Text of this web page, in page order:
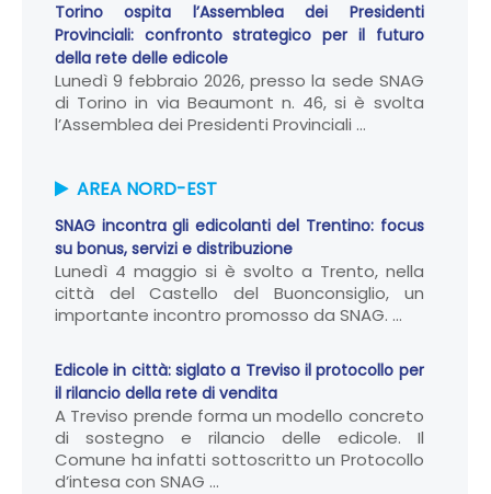
Torino ospita l’Assemblea dei Presidenti
Provinciali: confronto strategico per il futuro
della rete delle edicole
Lunedì 9 febbraio 2026, presso la sede SNAG
di Torino in via Beaumont n. 46, si è svolta
l’Assemblea dei Presidenti Provinciali ...
AREA NORD-EST
SNAG incontra gli edicolanti del Trentino: focus
su bonus, servizi e distribuzione
Lunedì 4 maggio si è svolto a Trento, nella
città del Castello del Buonconsiglio, un
importante incontro promosso da SNAG. ...
Edicole in città: siglato a Treviso il protocollo per
il rilancio della rete di vendita
A Treviso prende forma un modello concreto
di sostegno e rilancio delle edicole. Il
Comune ha infatti sottoscritto un Protocollo
d’intesa con SNAG ...